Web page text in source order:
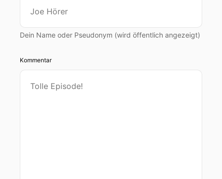
Dein Name oder Pseudonym (wird öffentlich angezeigt)
Kommentar